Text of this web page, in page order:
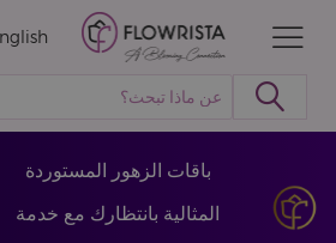
English
باقات الزهور المستوردة
المثالية بانتظارك مع خدمة